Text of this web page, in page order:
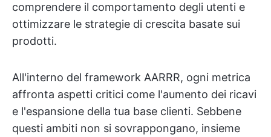
comprendere il comportamento degli utenti e
ottimizzare le strategie di crescita basate sui
prodotti.
All'interno del framework AARRR, ogni metrica
affronta aspetti critici come l'aumento dei ricavi
e l'espansione della tua base clienti. Sebbene
questi ambiti non si sovrappongano, insieme